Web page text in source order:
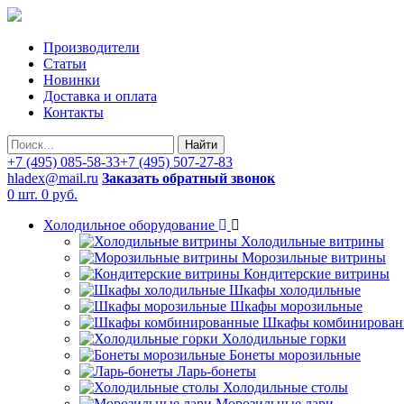
Производители
Статьи
Новинки
Доставка и оплата
Контакты
Найти
+7 (495) 085-58-33+7 (495) 507-27-83
hladex@mail.ru Заказать обратный звонок
0 шт. 0 руб.
Холодильное оборудование
Холодильные витрины
Морозильные витрины
Кондитерские витрины
Шкафы холодильные
Шкафы морозильные
Шкафы
Холодильные горки
Бонеты морозильные
Ларь-бонеты
Холодильные столы